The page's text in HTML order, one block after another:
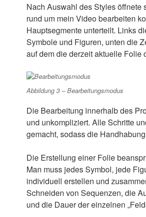
Nach Auswahl des Styles
rund um mein Video bearbeiten
Hauptsegmente unterteilt. Links
Symbole und Figuren, unten die
auf dem die derzeit aktuelle Folie
Abbildung 3 – Bearbeitungsmodus
Die Bearbeitung innerhalb des
und unkompliziert. Alle Schritte
gemacht, sodass die
Die Erstellung einer Folie
Man muss jedes Symbol, jede
individuell erstellen und
Schneiden von Sequenzen, die
und die Dauer der einzelnen